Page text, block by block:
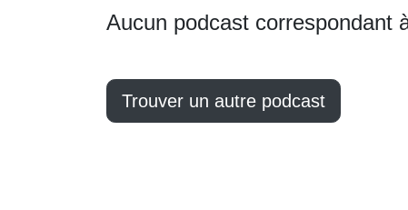
Aucun podcast correspondant
Trouver un autre podcast